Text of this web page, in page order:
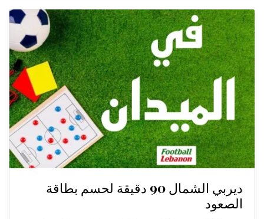
ديربي الشمال 90 دقيقة لحسم بطاقة
الصعود